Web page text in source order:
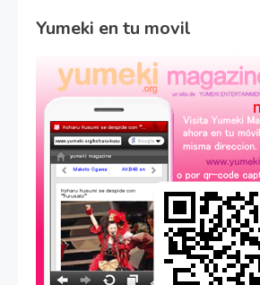
Yumeki en tu movil